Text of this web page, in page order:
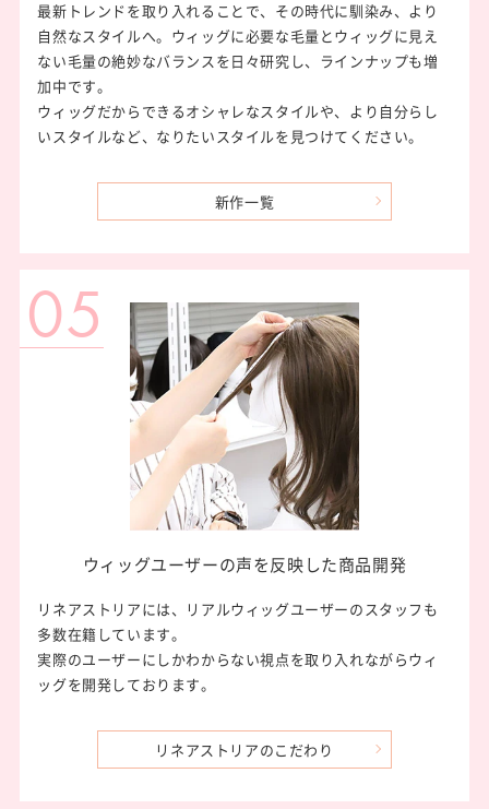
最新トレンドを取り入れることで、その時代に馴染み、より
自然なスタイルへ。ウィッグに必要な毛量とウィッグに見え
ない毛量の絶妙なバランスを日々研究し、ラインナップも増
加中です。
ウィッグだからできるオシャレなスタイルや、より自分らし
いスタイルなど、なりたいスタイルを見つけてください。
新作一覧
05
ウィッグユーザーの声を反映した商品開発
リネアストリアには、リアルウィッグユーザーのスタッフも
多数在籍しています。
実際のユーザーにしかわからない視点を取り入れながらウィ
ッグを開発しております。
リネアストリアのこだわり